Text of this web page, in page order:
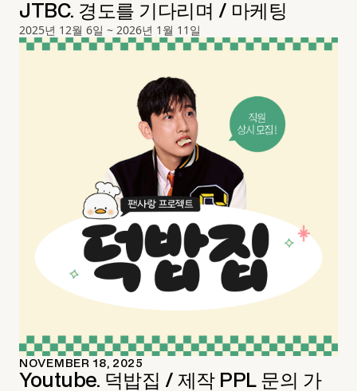
JTBC. 경도를 기다리며 / 마케팅
2025년 12월 6일 ~ 2026년 1월 11일
NOVEMBER 18, 2025
Youtube. 덕밥집 / 제작 PPL 문의 가